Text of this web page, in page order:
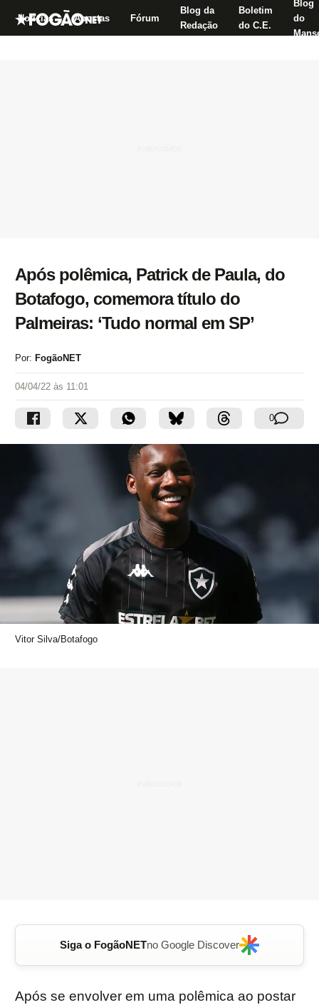
Notícias Apostas Fórum
Blog da
Redação
Boletim
do C.E.
Blog
do
Após polêmica, Patrick de Paula, do
Botafogo, comemora título do
Palmeiras: ‘Tudo normal em SP’
Por: FogãoNET
04/04/22 às 11:01
0
Vitor Silva/Botafogo
Siga o FogãoNETno Google Discover
Após se envolver em uma polêmica ao postar